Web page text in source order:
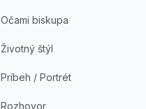
Očami biskupa
Životný štýl
Príbeh / Portrét
Rozhovor